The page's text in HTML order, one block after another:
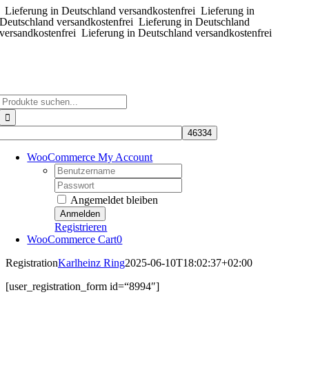
Zum
Inhalt
springen
Lieferung in Deutschland versandkostenfreiLieferung in
Deutschland versandkostenfrei Lieferung in Deutschland
versandkostenfreiLieferung in Deutschland versandkostenfrei
WooCommerce My Account
Username:
Password:
Angemeldet bleiben
Registrieren
WooCommerce Cart0
RegistrationKarlheinz Ring2025-06-10T18:02:37+02:00
[user_registration_form id=“8994″]